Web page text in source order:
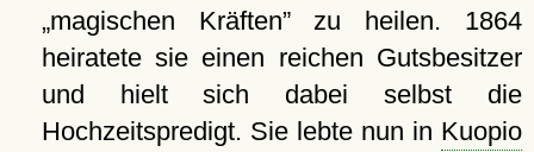
magischen Kräften zu heilen. 1864
heiratete sie einen reichen Gutsbesitzer
und hielt sich dabei selbst die
Hochzeitspredigt. Sie lebte nun in Kuopio